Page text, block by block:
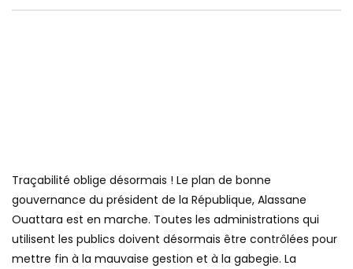
Traçabilité oblige désormais ! Le plan de bonne
gouvernance du président de la République, Alassane
Ouattara est en marche. Toutes les administrations qui
utilisent les publics doivent désormais être contrôlées pour
mettre fin à la mauvaise gestion et à la gabegie. La